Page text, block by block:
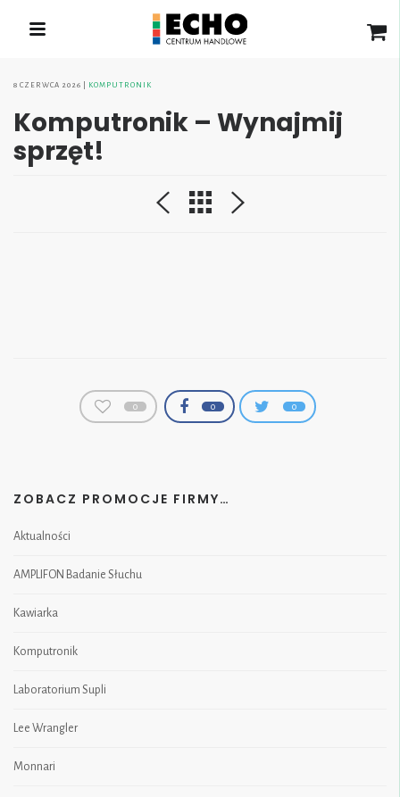
8 CZERWCA 2026 KOMPUTRONIK
Komputronik – Wynajmij
sprzęt!
0 0 0
ZOBACZ PROMOCJE FIRMY…
Aktualności
AMPLIFON Badanie Słuchu
Kawiarka
Komputronik
Laboratorium Supli
Lee Wrangler
Monnari